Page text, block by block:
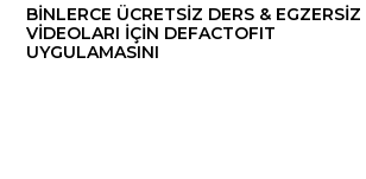
BİNLERCE ÜCRETSİZ DERS & EGZERSİZ
VİDEOLARI İÇİN DEFACTOFIT
UYGULAMASINI